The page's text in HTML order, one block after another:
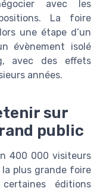
avec les
La foire
une étape d’un
évènement isolé
avec des effets
années.
sur
public
400 000 visiteurs
plus grande foire
éditions